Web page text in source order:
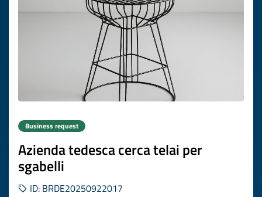
Business request
Azienda tedesca cerca telai per
sgabelli
ID: BRDE20250922017